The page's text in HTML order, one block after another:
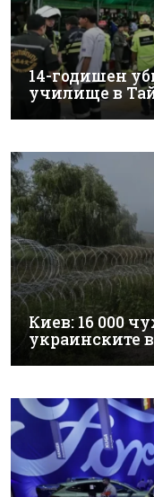
14-годишен
училище в
Киев: 16 000
украинските